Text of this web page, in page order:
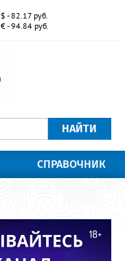
$ - 82.17 руб.
€ - 94.84 руб.
НАЙТИ
СПРАВОЧНИК